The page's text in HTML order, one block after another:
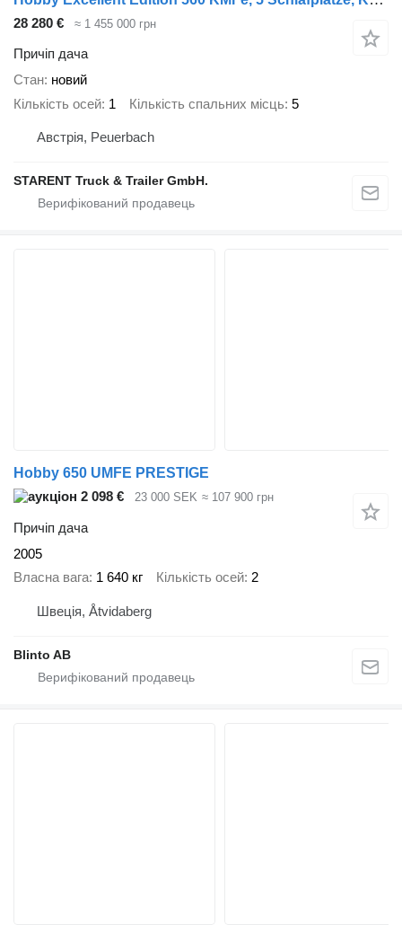
28 280 € ≈ 1 455 000 грн
Причіп дача
Стан новий
Кількість осей 1 Кількість спальних місць 5
Австрія, Peuerbach
STARENT Truck & Trailer GmbH.
Hobby 650 UMFE PRESTIGE
2 098 €
23 000 SEK ≈ 107 900 грн
Причіп дача
2005
Власна вага 1 640 кг Кількість осей 2
Швеція, Åtvidaberg
Blinto AB